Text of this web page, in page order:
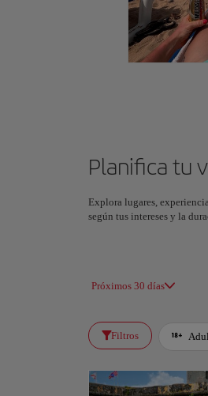
Planifica tu
Explora lugares,
según tus intereses y la
Próximos 30 días
Filtros